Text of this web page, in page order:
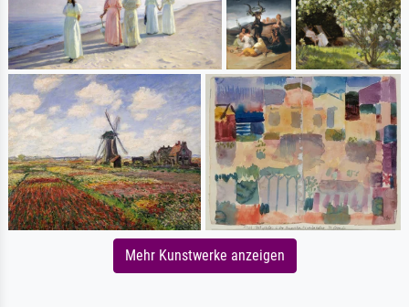
Mehr Kunstwerke anzeigen